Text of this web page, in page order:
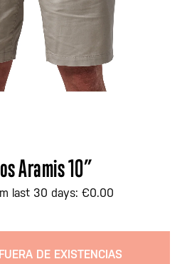
Aramis 10”
last 30 days: €0.00
FUERA DE EXISTENCIAS